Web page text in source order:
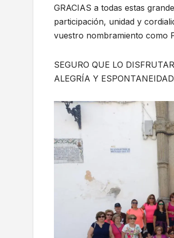
GRACIAS a todas estas
participación, unidad y
vuestro nombramiento como
SEGURO QUE LO
ALEGRÍA Y